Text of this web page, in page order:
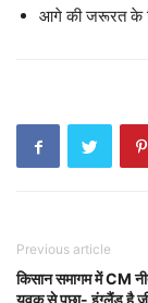
आगे की जरूरत के
Previous article
किसान समागम में CM